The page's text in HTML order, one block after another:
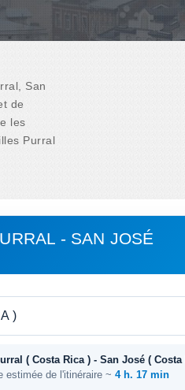
San
de
les
Purral
- SAN JOSÉ
( Costa Rica ) - San José ( Costa
estimée de l'itinéraire ~ 4 h. 17 min